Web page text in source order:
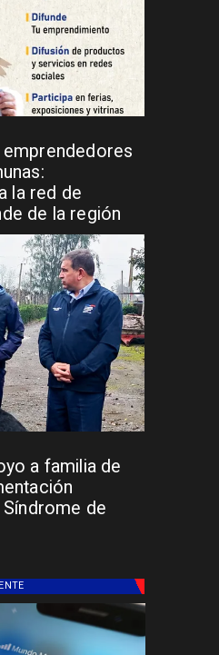
la red de
de la región
a familia de
de